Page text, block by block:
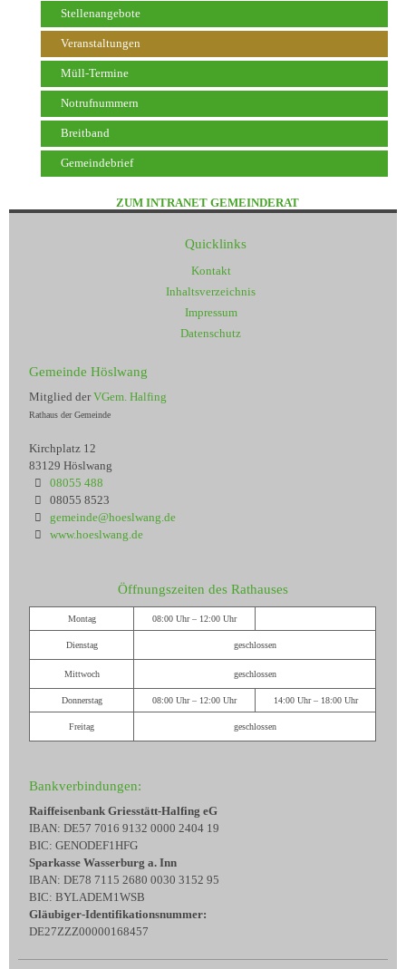
Stellenangebote
Veranstaltungen
Müll-Termine
Notrufnummern
Breitband
Gemeindebrief
ZUM INTRANET GEMEINDERAT
Quicklinks
Kontakt
Inhaltsverzeichnis
Impressum
Datenschutz
Gemeinde Höslwang
Mitglied derVGem. Halfing
Rathaus der Gemeinde
Kirchplatz 12
83129 Höslwang
08055 488
08055 8523
gemeinde@hoeslwang.de
www.hoeslwang.de
Öffnungszeiten des Rathauses
Montag 08:00 Uhr – 12:00 Uhr
Dienstag geschlossen
Mittwoch geschlossen
Donnerstag 08:00 Uhr – 12:00 Uhr 14:00 Uhr – 18:00 Uhr
Freitag geschlossen
Bankverbindungen:
Raiffeisenbank Griesstätt-Halfing eG
IBAN: DE57 7016 9132 0000 2404 19
BIC: GENODEF1HFG
Sparkasse Wasserburg a. Inn
IBAN: DE78 7115 2680 0030 3152 95
BIC: BYLADEM1WSB
Gläubiger-Identifikationsnummer:
DE27ZZZ00000168457